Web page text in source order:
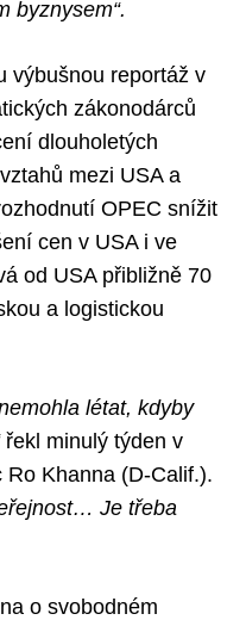
byznysem“.
výbušnou reportáž v
zákonodárců
dlouholetých
mezi USA a
OPEC snížit
cen v USA i ve
od USA přibližně 70
a logistickou
létat, kdyby
řekl minulý týden v
Khanna (D-Calif.).
Je třeba
o svobodném